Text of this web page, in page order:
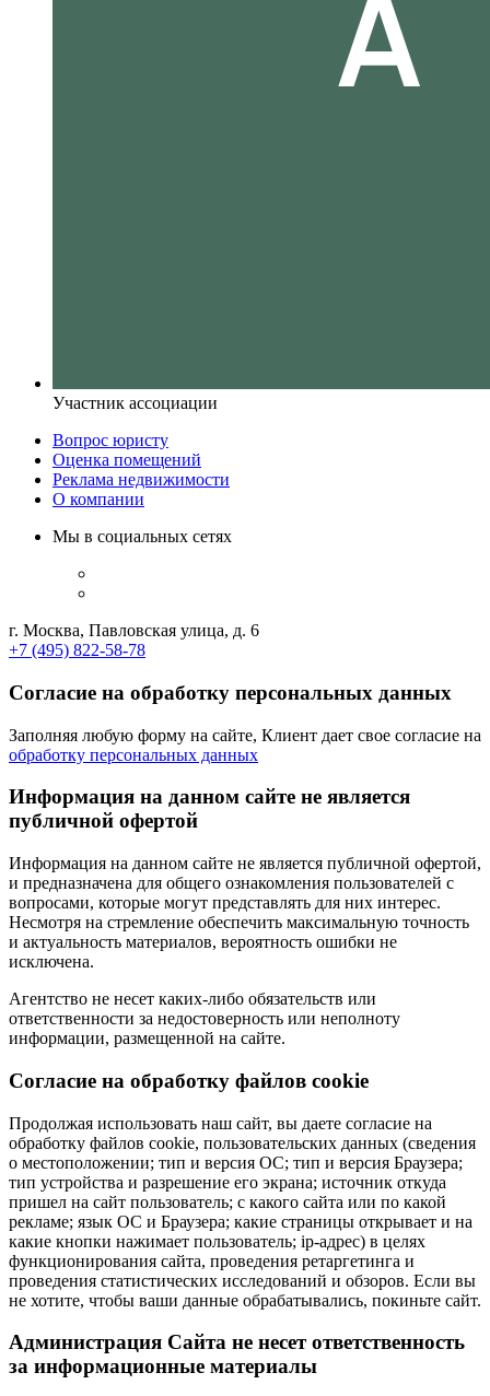
Участник ассоциации
Вопрос юристу
Оценка помещений
Реклама недвижимости
О компании
Мы в социальных сетях
г. Москва, Павловская улица, д. 6
+7 (495) 822-58-78
Согласие на обработку персональных данных
Заполняя любую форму на сайте, Клиент дает свое согласие на
обработку персональных данных
Информация на данном сайте не является
публичной офертой
Информация на данном сайте не является публичной офертой,
и предназначена для общего ознакомления пользователей с
вопросами, которые могут представлять для них интерес.
Несмотря на стремление обеспечить максимальную точность
и актуальность материалов, вероятность ошибки не
исключена.
Агентство не несет каких-либо обязательств или
ответственности за недостоверность или неполноту
информации, размещенной на сайте.
Cогласие на обработку файлов cookie
Продолжая использовать наш сайт, вы даете согласие на
обработку файлов cookie, пользовательских данных (сведения
о местоположении; тип и версия ОС; тип и версия Браузера;
тип устройства и разрешение его экрана; источник откуда
пришел на сайт пользователь; с какого сайта или по какой
рекламе; язык ОС и Браузера; какие страницы открывает и на
какие кнопки нажимает пользователь; ip-адрес) в целях
функционирования сайта, проведения ретаргетинга и
проведения статистических исследований и обзоров. Если вы
не хотите, чтобы ваши данные обрабатывались, покиньте сайт.
Администрация Сайта не несет ответственность
за информационные материалы